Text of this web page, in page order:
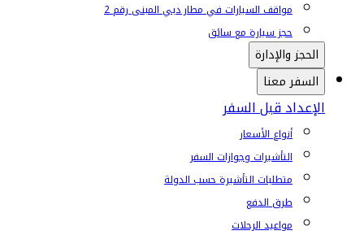
مواقف السيارات في مطار دبي المبنى رقم 2
حجز سيارة مع سائق
الحجز والإدارة
السفر معنا
الإعداد قبل السفر
أنواع الأسعار
التأشيرات وجوازات السفر
متطلبات التأشيرة حسب الدولة
طرق الدفع
مواعيد الرحلات